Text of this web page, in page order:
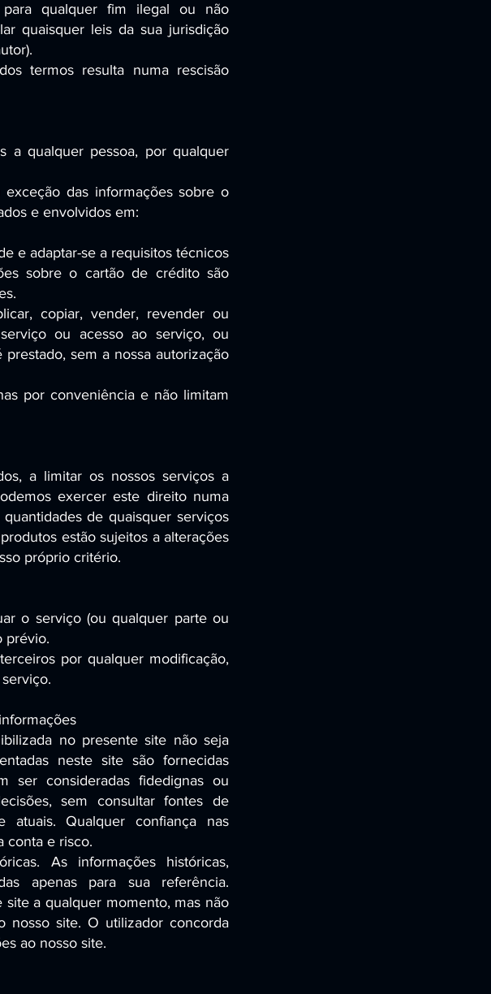
qualquer fim ilegal ou não
quaisquer leis da sua jurisdição
termos resulta numa rescisão
a qualquer pessoa, por qualquer
das informações sobre o
e envolvidos em:
e adaptar-se a requisitos técnicos
sobre o cartão de crédito são
copiar, vender, revender ou
ou acesso ao serviço, ou
sem a nossa autorização
por conveniência e não limitam
a limitar os nossos serviços a
exercer este direito numa
de quaisquer serviços
estão sujeitos a alterações
próprio critério.
o serviço (ou qualquer parte ou
prévio.
por qualquer modificação,
no presente site não seja
neste site são fornecidas
ser consideradas fidedignas ou
sem consultar fontes de
atuais. Qualquer confiança nas
conta e risco.
As informações históricas,
apenas para sua referência.
a qualquer momento, mas não
nosso site. O utilizador concorda
ao nosso site.